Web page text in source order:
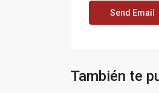
También te